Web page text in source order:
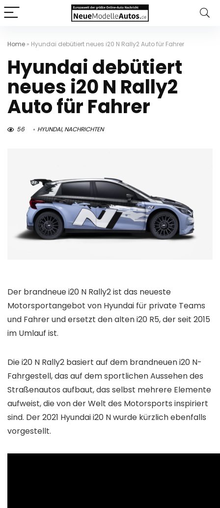
Home » Hyundai debütiert neues i20 N Rally2 Auto für Fahrer
Hyundai debütiert
neues i20 N Rally2
Auto für Fahrer
56 HYUNDAI,NACHRICHTEN
Der brandneue i20 N Rally2 ist das neueste
Motorsportangebot von Hyundai für private Teams
und Fahrer und ersetzt den alten i20 R5, der seit 2015
im Umlauf ist.
Die i20 N Rally2 basiert auf dem brandneuen i20 N-
Fahrgestell, das auf dem sportlichen Aussehen des
Straßenautos aufbaut, das selbst mehrere Elemente
aufweist, die von der Welt des Motorsports inspiriert
sind. Der 2021 Hyundai i20 N wurde kürzlich ebenfalls
vorgestellt.